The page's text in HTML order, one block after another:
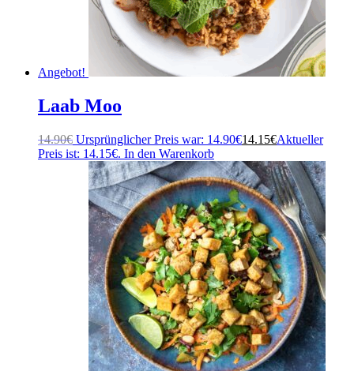
Angebot!
Laab Moo
14.90€ Ursprünglicher Preis war: 14.90€14.15€Aktueller
Preis ist: 14.15€. In den Warenkorb